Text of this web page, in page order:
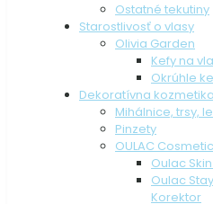
Ostatné tekutiny
Starostlivosť o vlasy
Olivia Garden
Kefy na
Okrúhle
Dekoratívna
Mihálnice, trsy,
Pinzety
OULAC
Oulac
Oulac
Korektor